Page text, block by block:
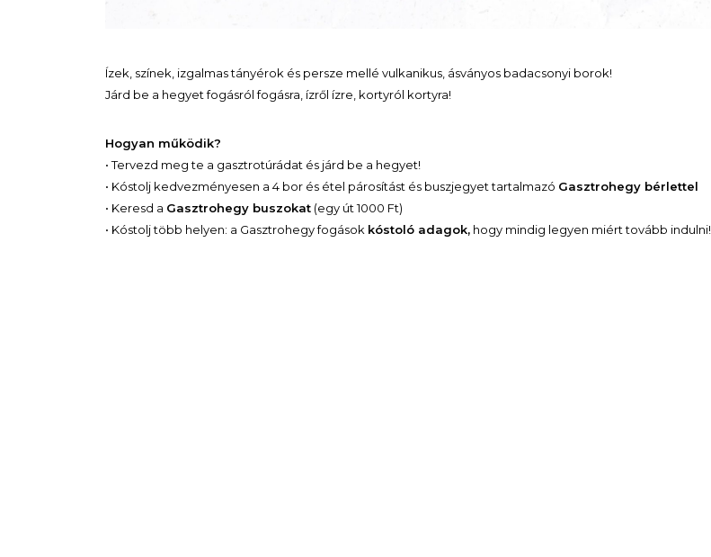
Ízek, színek, izgalmas tányérok és persze mellé vulkanikus, ásványos badacsonyi borok!
Járd be a hegyet fogásról fogásra, ízről ízre, kortyról kortyra!
Hogyan működik?
• Tervezd meg te a gasztrotúrádat és járd be a hegyet!
• Kóstolj kedvezményesen a 4 bor és étel párosítást és buszjegyet tartalmazó Gasztrohegy bérlettel
• Keresd a Gasztrohegy buszokat (egy út 1000 Ft)
• Kóstolj több helyen: a Gasztrohegy fogások kóstoló adagok, hogy mindig legyen miért tovább indulni!